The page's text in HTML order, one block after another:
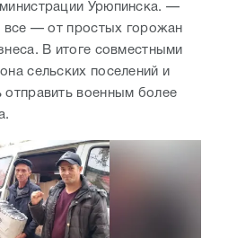
Урюпинска. —
все — от простых горожан
В итоге совместными
сельских поселений и
отправить военным более